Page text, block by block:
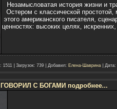
Незамысловатая история жизни и
Остером с классической
этого американского писателя,
ценностях: высоких целях,
1511| Загрузок: 739| Добавил: Елена-Шаврина| Дата:
С БОГАМИ подробнее...